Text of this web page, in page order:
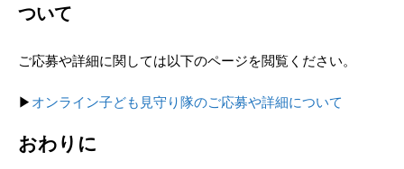
ついて
ご応募や詳細に関しては以下のページを閲覧ください。
▶︎ オンライン子ども見守り隊のご応募や詳細について
おわりに